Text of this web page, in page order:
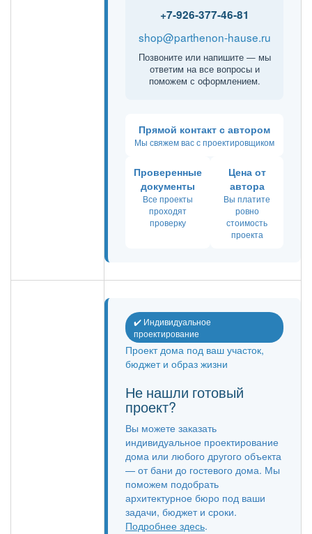
+7-926-377-46-81
shop@parthenon-hause.ru
Позвоните или напишите — мы
ответим на все вопросы и
поможем с оформлением.
Прямой контакт с автором
Мы свяжем вас с проектировщиком
Проверенные
документы
Все проекты
проходят
проверку
Цена от
автора
Вы платите
ровно
стоимость
проекта
✔️ Индивидуальное
проектирование
Проект дома под ваш участок,
бюджет и образ жизни
Не нашли готовый
проект?
Вы можете заказать
индивидуальное проектирование
дома или любого другого объекта
— от бани до гостевого дома. Мы
поможем подобрать
архитектурное бюро под ваши
задачи, бюджет и сроки.
Подробнее здесь.